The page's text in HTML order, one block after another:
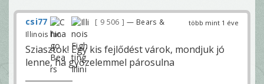
több mint 1 éve
csi77 9 506
— Bears &
Illinois fan
Sziasztok! Egy kis fejlődést várok, mondjuk jó
lenne, ha győzelemmel párosulna